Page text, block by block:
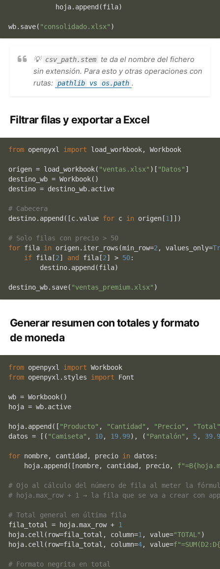
            hoja.append(fila)
wb.save( "consolidado.xlsx"
💡 csv_path.stem
te da el nombre del fichero
sin extensión. Para esto y otras operaciones con
rutas: pathlib vs os.path .
Filtrar filas y exportar a Excel
from openpyxl import load_workbook, Workbook
origen = load_workbook( "ventas.xlsx" )[ "Datos" ]
destino_wb = Workbook()
destino = destino_wb.active
# Cabecera
destino.append([c.value for c in origen[1]])
# Solo filas con precio > 50
for fila in origen.iter_rows(min_row=2, values_only=
if fila[2] and fila[2] > 50:
        destino.append(fila)
destino_wb.save( "ventas_premium.xlsx"
Generar resumen con totales y formato
de moneda
from openpyxl import
from openpyxl.styles import Font
wb = Workbook()
hoja = wb.active
hoja.append([ "Producto" , "Cantidad" , "Precio" ,
datos = [( "Camiseta" , 10, 19.99), ( "Pantalón" , 5,
for nombre, cantidad, precio in datos:
    hoja.append([nombre, cantidad, precio,
f"=B
# Ojo al cálculo del número de fila al meter la
# hoja.max_row + 1 → la fila que se va a crear con
# Total general en última fila
fila_total = hoja.max_row + 1
hoja.cell(row=fila_total, column=1 , value="TOTAL" )
hoja.cell(row=fila_total, column=4, value=f"=SUM(D2:D
# Formato negrita en total